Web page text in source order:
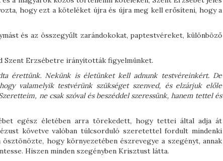
hogy ezt a köteléket újra és újra meg kell erősíteni, hogy a
és az összegyűlt zarándokokat, paptestvéreket, különböző
Szent Erzsébetre irányították figyelmünket.
érettünk. Nekünk is életünket kell adnunk testvéreinkért. De
valamelyik testvérünk szükséget szenved, és elzárjuk előle
ne csak szóval és beszéddel szeressünk, hanem tettel és
egész életében arra törekedett, hogy tettei által adja át
követve valóban túlcsorduló szeretettel fordult mindenki
hogy környezetében észrevegye a szegényt, annak
Hiszen minden szegényben Krisztust látta.